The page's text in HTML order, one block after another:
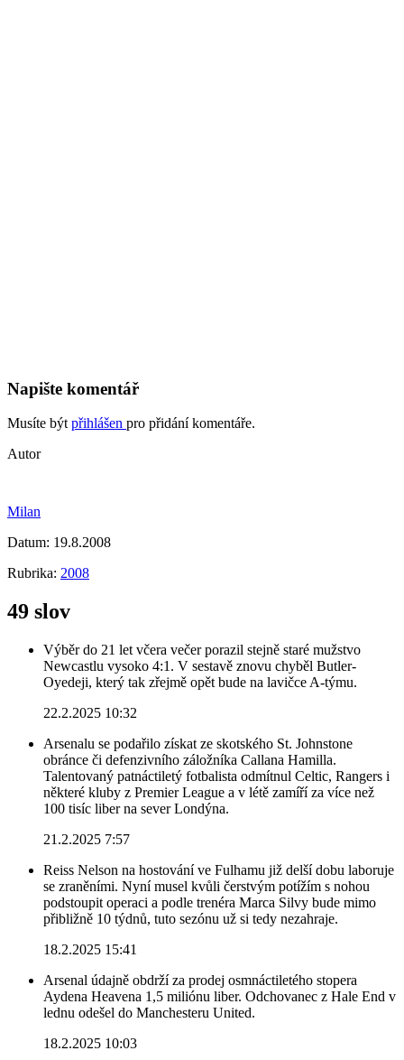
Napište komentář
Musíte být přihlášen pro přidání komentáře.
Autor
Milan
Datum: 19.8.2008
Rubrika: 2008
49 slov
Výběr do 21 let včera večer porazil stejně staré mužstvo
Newcastlu vysoko 4:1. V sestavě znovu chyběl Butler-
Oyedeji, který tak zřejmě opět bude na lavičce A-týmu.
22.2.2025 10:32
Arsenalu se podařilo získat ze skotského St. Johnstone
obránce či defenzivního záložníka Callana Hamilla.
Talentovaný patnáctiletý fotbalista odmítnul Celtic, Rangers i
některé kluby z Premier League a v létě zamíří za více než
100 tisíc liber na sever Londýna.
21.2.2025 7:57
Reiss Nelson na hostování ve Fulhamu již delší dobu laboruje
se zraněními. Nyní musel kvůli čerstvým potížím s nohou
podstoupit operaci a podle trenéra Marca Silvy bude mimo
přibližně 10 týdnů, tuto sezónu už si tedy nezahraje.
18.2.2025 15:41
Arsenal údajně obdrží za prodej osmnáctiletého stopera
Aydena Heavena 1,5 miliónu liber. Odchovanec z Hale End v
lednu odešel do Manchesteru United.
18.2.2025 10:03